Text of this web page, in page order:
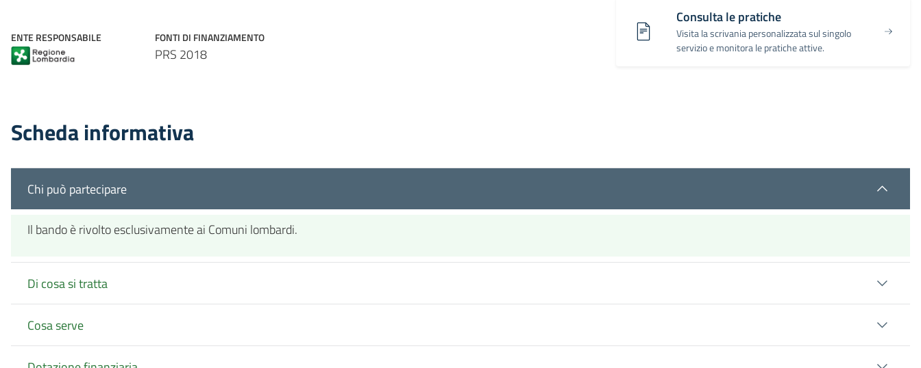
ENTE RESPONSABILE FONTI DI FINANZIAMENTO
PRS 2018
Consulta le pratiche
Visita la scrivania personalizzata sul singolo
servizio e monitora le pratiche attive.
Scheda informativa
Chi può partecipare
Il bando è rivolto esclusivamente ai Comuni lombardi.
Di cosa si tratta
Cosa serve